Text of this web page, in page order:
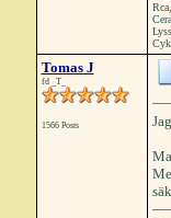
Tomas J
fd _T_
1566 Posts